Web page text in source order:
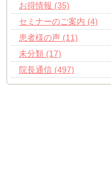
お得情報 (35)
セミナーのご案内 (4)
患者様の声 (11)
未分類 (17)
院長通信 (497)